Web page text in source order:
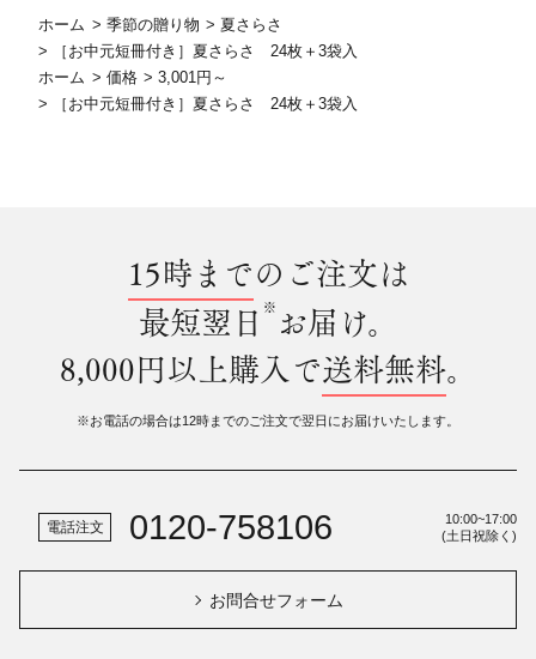
ホーム > 季節の贈り物 > 夏さらさ
>
［お中元短冊付き］夏さらさ 24枚＋3袋入
ホーム > 価格 >3,001円～
>
［お中元短冊付き］夏さらさ 24枚＋3袋入
15時までのご注文は
最短翌日 ※ お届け。
8,000円以上購入で送料無料。
※お電話の場合は12時までのご注文で翌日にお届けいたします。
電話注文 0120-758106
10:00~17:00
(土日祝除く)
お問合せフォーム